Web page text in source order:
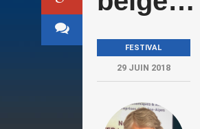
FESTIVAL
29 JUIN 2018